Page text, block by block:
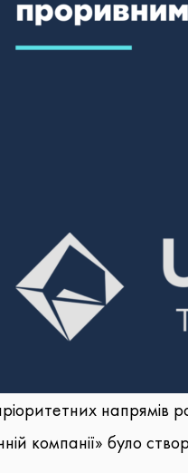
компанії» було